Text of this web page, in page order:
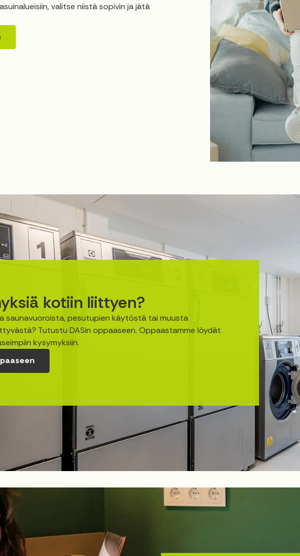
valitse niistä sopivin ja jätä
kotiin liittyen?
saunavuoroista, pesutupien käytöstä tai muusta
Tutustu DASin oppaaseen. Oppaastamme löydät
kysymyksiin.